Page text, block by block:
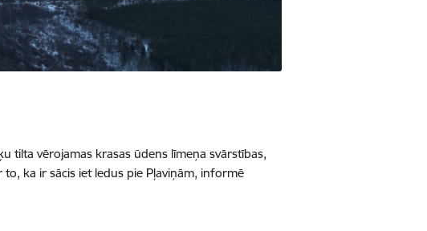
tilta vērojamas krasas ūdens līmeņa svārstības,
ka ir sācis iet ledus pie Pļaviņām, informē